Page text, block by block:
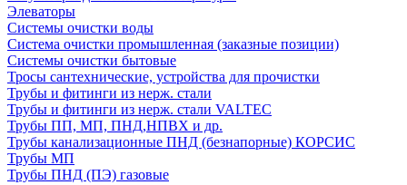
Элеваторы
Системы очистки воды
Система очистки промышленная (заказные позиции)
Системы очистки бытовые
Тросы сантехнические, устройства для прочистки
Трубы и фитинги из нерж. стали
Трубы и фитинги из нерж. стали VALTEC
Трубы ПП, МП, ПНД,НПВХ и др.
Трубы канализационные ПНД (безнапорные) КОРСИС
Трубы МП
Трубы ПНД (ПЭ) газовые